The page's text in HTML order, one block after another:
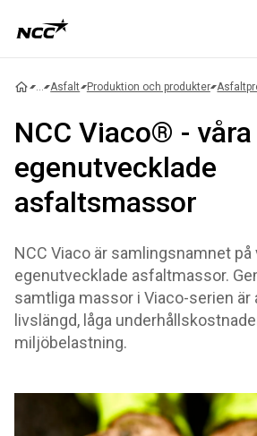
... Asfalt Produktion och produkter
NCC Viaco® - våra
egenutvecklade
asfaltsmassor
NCC Viaco är samlingsnamnet på
egenutvecklade asfaltmassor.
samtliga massor i Viaco-serien är
livslängd, låga
miljöbelastning.